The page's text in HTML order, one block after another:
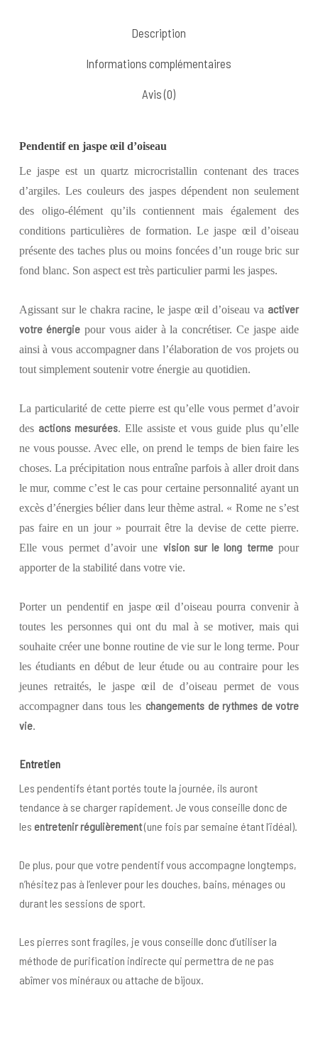
Description
Informations complémentaires
Avis (0)
Pendentif en jaspe œil d’oiseau
Le jaspe est un quartz microcristallin contenant des traces
d’argiles. Les couleurs des jaspes dépendent non seulement
des oligo-élément qu’ils contiennent mais également des
conditions particulières de formation. Le jaspe œil d’oiseau
présente des taches plus ou moins foncées d’un rouge bric sur
fond blanc. Son aspect est très particulier parmi les jaspes.
Agissant sur le chakra racine, le jaspe œil d’oiseau va activer
votre énergiepour vous aider à la concrétiser. Ce jaspe aide
ainsi à vous accompagner dans l’élaboration de vos projets ou
tout simplement soutenir votre énergie au quotidien.
La particularité de cette pierre est qu’elle vous permet d’avoir
des actions mesurées. Elle assiste et vous guide plus qu’elle
ne vous pousse. Avec elle, on prend le temps de bien faire les
choses. La précipitation nous entraîne parfois à aller droit dans
le mur, comme c’est le cas pour certaine personnalité ayant un
excès d’énergies bélier dans leur thème astral. « Rome ne s’est
pas faire en un jour » pourrait être la devise de cette pierre.
Elle vous permet d’avoir une vision sur le long termepour
apporter de la stabilité dans votre vie.
Porter un pendentif en jaspe œil d’oiseau pourra convenir à
toutes les personnes qui ont du mal à se motiver, mais qui
souhaite créer une bonne routine de vie sur le long terme. Pour
les étudiants en début de leur étude ou au contraire pour les
jeunes retraités, le jaspe œil de d’oiseau permet de vous
accompagner dans tous les changements de rythmes de votre
vie.
Entretien
Les pendentifs étant portés toute la journée, ils auront
tendance à se charger rapidement. Je vous conseille donc de
les entretenir régulièrement(une fois par semaine étant l’idéal).
De plus, pour que votre pendentif vous accompagne longtemps,
n’hésitez pas à l’enlever pour les douches, bains, ménages ou
durant les sessions de sport.
Les pierres sont fragiles, je vous conseille donc d’utiliser la
méthode de purification indirecte qui permettra de ne pas
abîmer vos minéraux ou attache de bijoux.